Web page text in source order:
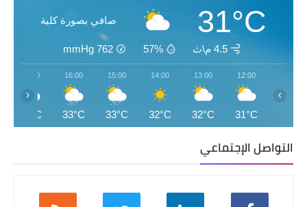
31°C صافي بصورة كلية
4.5 م\ث 57%
762
mmHg
12:00
31°C
13:00
32°C
14:00
32°C
15:00
33°C
16:00
33°C
17:00
27°C
‹ ›
التواصل الإجتماعي